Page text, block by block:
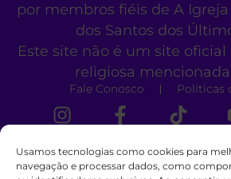
Usamos tecnologias como cookies para
navegação e processar dados, como
por membros fiéis de A
dos Santos dos
Este site não é um site
religiosa
Fale Conosco Políticas